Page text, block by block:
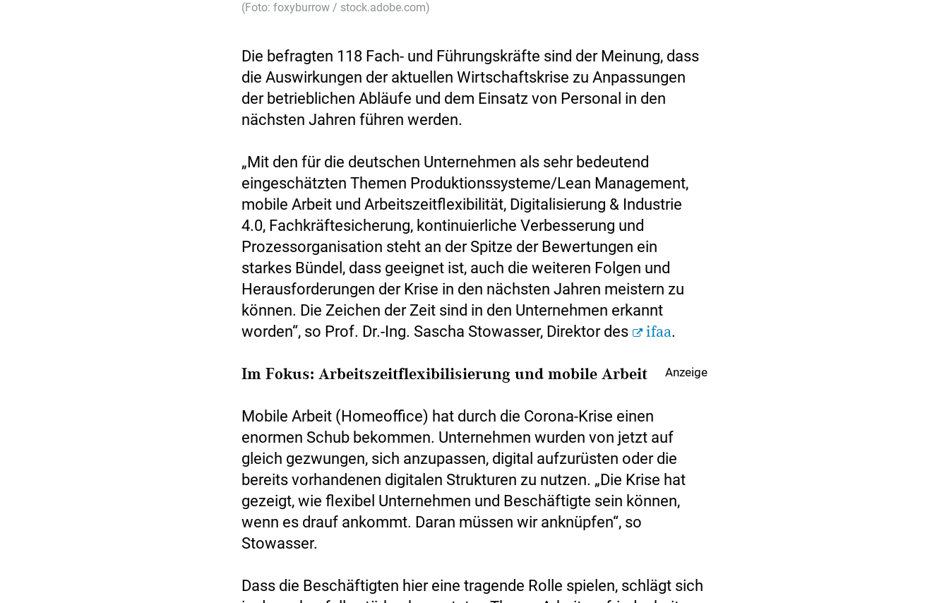
(Foto: foxyburrow / stock.adobe.com)
Die befragten 118 Fach- und Führungskräfte sind der Meinung, dass
die Auswirkungen der aktuellen Wirtschaftskrise zu Anpassungen
der betrieblichen Abläufe und dem Einsatz von Personal in den
nächsten Jahren führen werden.
„Mit den für die deutschen Unternehmen als sehr bedeutend
eingeschätzten Themen Produktionssysteme/Lean Management,
mobile Arbeit und Arbeitszeitflexibilität, Digitalisierung & Industrie
4.0, Fachkräftesicherung, kontinuierliche Verbesserung und
Prozessorganisation steht an der Spitze der Bewertungen ein
starkes Bündel, dass geeignet ist, auch die weiteren Folgen und
Herausforderungen der Krise in den nächsten Jahren meistern zu
können. Die Zeichen der Zeit sind in den Unternehmen erkannt
worden“, so Prof. Dr.-Ing. Sascha Stowasser, Direktor des
ifaa.
Anzeige
Im Fokus: Arbeitszeitflexibilisierung und mobile Arbeit
Mobile Arbeit (Homeoffice) hat durch die Corona-Krise einen
enormen Schub bekommen. Unternehmen wurden von jetzt auf
gleich gezwungen, sich anzupassen, digital aufzurüsten oder die
bereits vorhandenen digitalen Strukturen zu nutzen. „Die Krise hat
gezeigt, wie flexibel Unternehmen und Beschäftigte sein können,
wenn es drauf ankommt. Daran müssen wir anknüpfen“, so
Stowasser.
Dass die Beschäftigten hier eine tragende Rolle spielen, schlägt sich